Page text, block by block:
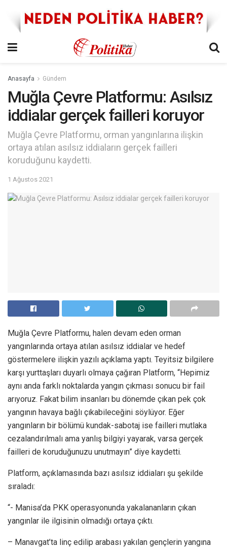
Anasayfa Gündem
Muğla Çevre Platformu: Asılsız
iddialar gerçek failleri koruyor
Muğla Çevre Platformu, orman yangınlarına ilişkin
ortaya atılan asılsız iddiaların gerçek failleri
koruduğunu kaydetti.
1 Ağustos 2021
Muğla Çevre Platformu, halen devam eden orman
yangınlarında ortaya atılan asılsız iddialar ve hedef
göstermelere ilişkin yazılı açıklama yaptı. Teyitsiz bilgilere
karşı yurttaşları duyarlı olmaya çağıran Platform, “Hepimiz
aynı anda farklı noktalarda yangın çıkması sonucu bir fail
arıyoruz. Fakat bilim insanları bu dönemde çıkan pek çok
yangının havaya bağlı çıkabileceğini söylüyor. Eğer
yangınların bir bölümü kundak-sabotaj ise failleri mutlaka
cezalandırılmalı ama yanlış bilgiyi yayarak, varsa gerçek
failleri de koruduğunuzu unutmayın” diye kaydetti.
Platform, açıklamasında bazı asılsız iddiaları şu şekilde
sıraladı:
“- Manisa’da PKK operasyonunda yakalananların çıkan
yangınlar ile ilgisinin olmadığı ortaya çıktı.
– Manavgat’ta linç edilip arabası yakılan gençlerin yangına